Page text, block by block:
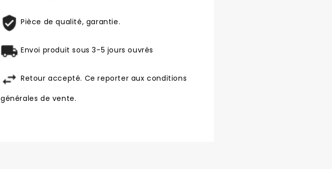
Pièce de qualité, garantie.
Envoi produit sous 3-5 jours ouvrés
Retour accepté. Ce reporter aux conditions
générales de vente.